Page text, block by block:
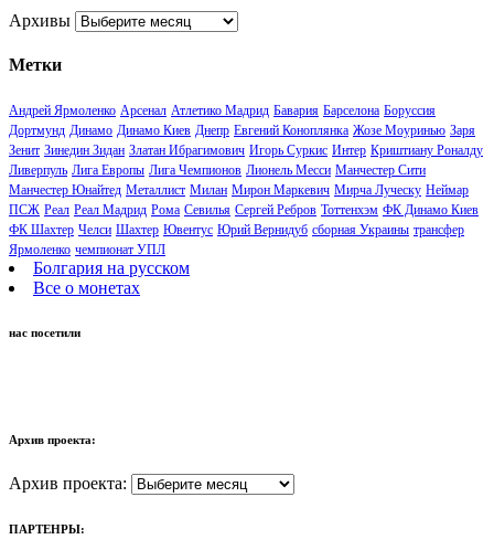
Архивы
Метки
Андрей Ярмоленко Арсенал Атлетико Мадрид Бавария Барселона Боруссия
Дортмунд Динамо Динамо Киев Днепр Евгений Коноплянка Жозе Моуринью Заря
Зенит Зинедин Зидан Златан Ибрагимович Игорь Суркис Интер Криштиану Роналду
Ливерпуль Лига Европы Лига Чемпионов Лионель Месси Манчестер Сити
Манчестер Юнайтед Металлист Милан Мирон Маркевич Мирча Луческу Неймар
ПСЖ Реал Реал Мадрид Рома Севилья Сергей Ребров Тоттенхэм ФК Динамо Киев
ФК Шахтер Челси Шахтер Ювентус Юрий Вернидуб сборная Украины трансфер
Ярмоленко чемпионат УПЛ
Болгария на русском
Все о монетах
нас посетили
Архив проекта:
Архив проекта:
ПАРТЕНРЫ: